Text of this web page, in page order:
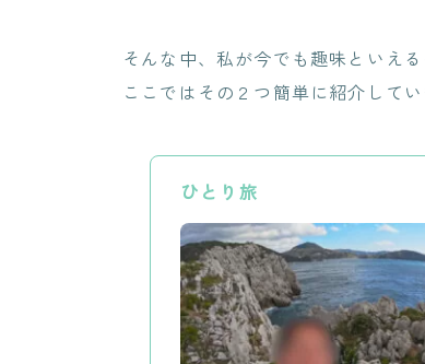
そんな中、私が今でも趣味といえ
ここではその２つ簡単に紹介してい
ひとり旅